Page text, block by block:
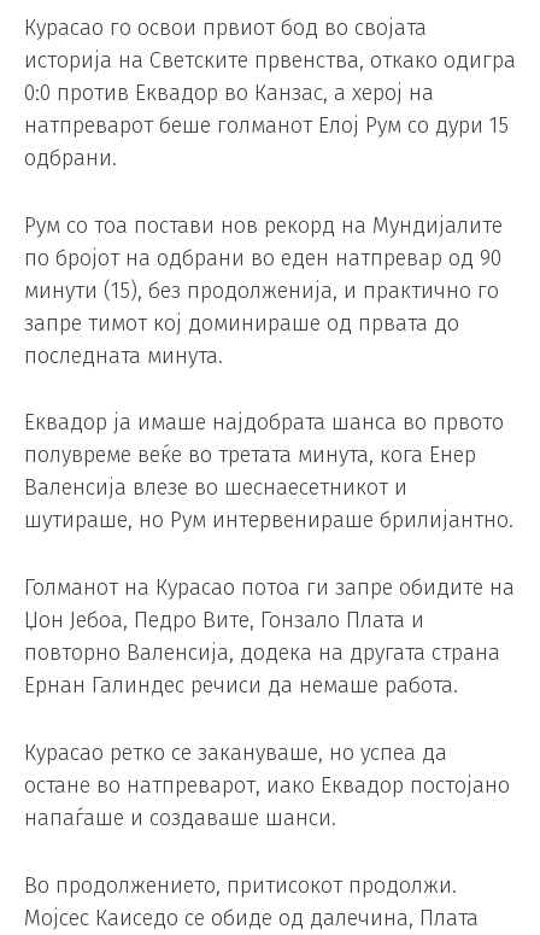
Курасао го освои првиот бод во својата
историја на Светските првенства, откако одигра
0:0 против Еквадор во Канзас, а херој на
натпреварот беше голманот Елој Рум со дури 15
одбрани.
Рум со тоа постави нов рекорд на Мундијалите
по бројот на одбрани во еден натпревар од 90
минути (15), без продолженија, и практично го
запре тимот кој доминираше од првата до
последната минута.
Еквадор ја имаше најдобрата шанса во првото
полувреме веќе во третата минута, кога Енер
Валенсија влезе во шеснаесетникот и
шутираше, но Рум интервенираше брилијантно.
Голманот на Курасао потоа ги запре обидите на
Џон Јебоа, Педро Вите, Гонзало Плата и
повторно Валенсија, додека на другата страна
Ернан Галиндес речиси да немаше работа.
Курасао ретко се закануваше, но успеа да
остане во натпреварот, иако Еквадор постојано
напаѓаше и создаваше шанси.
Во продолжението, притисокот продолжи.
Мојсес Каиседо се обиде од далечина, Плата